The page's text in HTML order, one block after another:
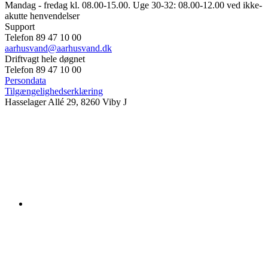
Mandag - fredag kl. 08.00-15.00. Uge 30-32: 08.00-12.00 ved ikke-
akutte henvendelser
Support
Telefon 89 47 10 00
aarhusvand@aarhusvand.dk
Driftvagt hele døgnet
Telefon 89 47 10 00
Persondata
Tilgængelighedserklæring
Hasselager Allé 29, 8260 Viby J